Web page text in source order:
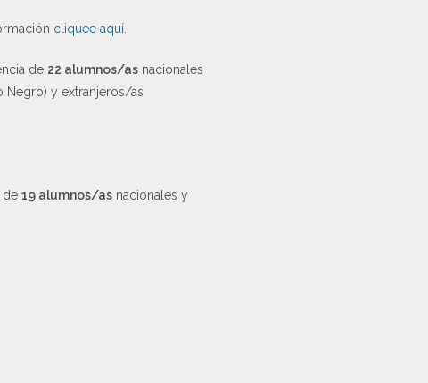
cliquee aquí.
de 22 alumnos/as nacionales
Negro) y extranjeros/as
de 19 alumnos/as nacionales y